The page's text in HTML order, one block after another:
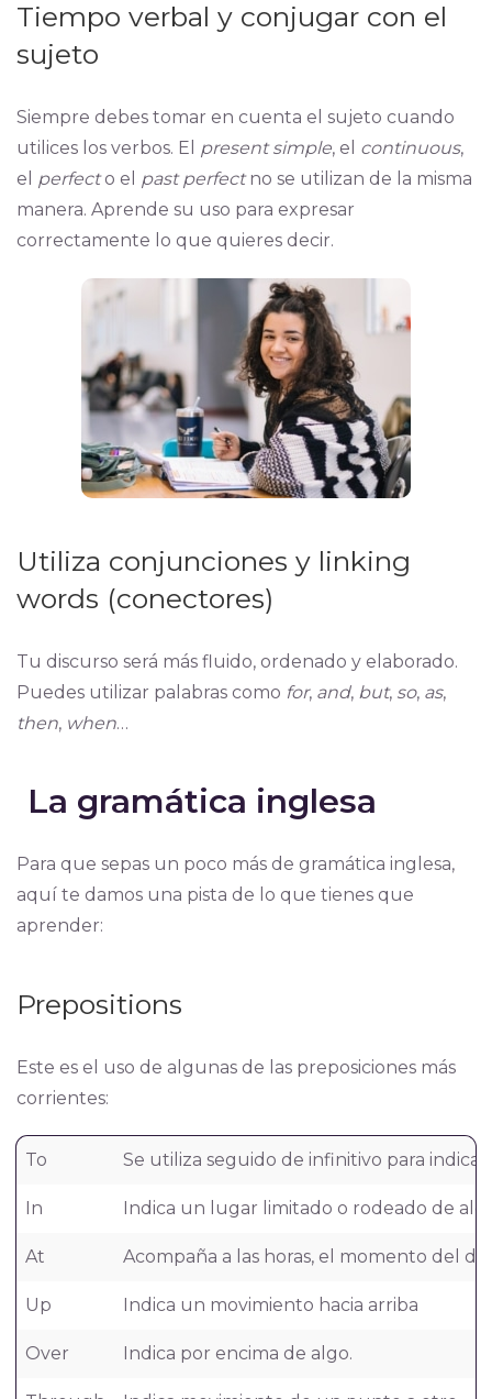
Tiempo verbal y conjugar con el
sujeto
Siempre debes tomar en cuenta el sujeto cuando
utilices los verbos. El present simple, el continuous,
el perfecto el past perfectno se utilizan de la misma
manera. Aprende su uso para expresar
correctamente lo que quieres decir.
Utiliza conjunciones y linking
words (conectores)
Tu discurso será más fluido, ordenado y elaborado.
Puedes utilizar palabras como for, and, but, so, as,
then, when…
La gramática inglesa
Para que sepas un poco más de gramática inglesa,
aquí te damos una pista de lo que tienes que
aprender:
Prepositions
Este es el uso de algunas de las preposiciones más
corrientes:
To Se utiliza seguido de infinitivo para
In Indica un lugar limitado o rodeado de
At Acompaña a las horas, el momento del
Up Indica un movimiento hacia arriba
Over Indica por encima de algo.